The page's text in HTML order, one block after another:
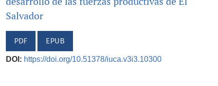
Salvador
PDF EPUB
DOI: https://doi.org/10.51378/iuca.v3i3.10300